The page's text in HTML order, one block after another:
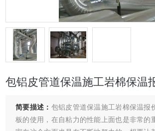
包铝皮管道保温施工岩棉保温
简要描述： 包铝皮管道保温施工岩棉保温报
板的使用，在自粘力的性能上面也是非常的